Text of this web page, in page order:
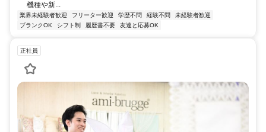
機種や新...
業界未経験者歓迎 フリーター歓迎 学歴不問 経験不問
未経験者歓迎
ブランクOK
シフト制 履歴書不要 友達と応募OK
正社員